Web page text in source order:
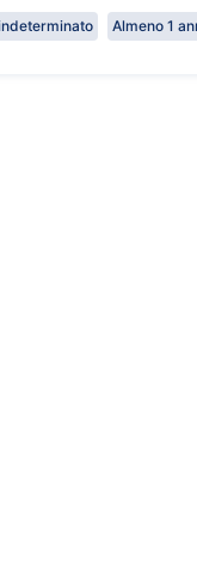
Almeno 1